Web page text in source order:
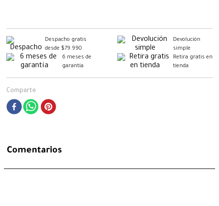
Despacho gratis
desde $79.990
Devolución
simple
6 meses de
garantía
Retira gratis en
tienda
Comparte
Comentarios